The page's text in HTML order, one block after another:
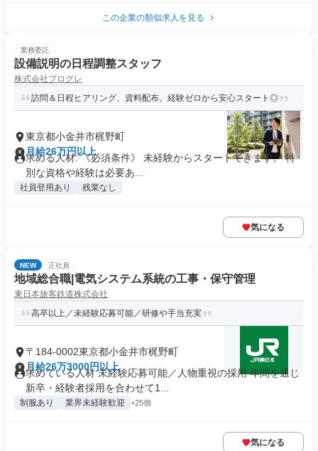
この企業の類似求人を見る
業務委託
設備説明の日程調整スタッフ
株式会社プログレ
訪問＆日程ヒアリング、資料配布。経験ゼロから安心スタート◎
東京都小金井市梶野町
月給26万円以上
求める人材: 《必須条件》 未経験からスタートできます。 特
別な資格や経験は必要あ...
社員登用あり 残業なし
気になる
NEW 正社員
地域総合職|電気システム系統の工事・保守管理
東日本旅客鉄道株式会社
高卒以上／未経験応募可能／研修や手当充実
〒184-0002東京都小金井市梶野町
月給26万3000円以上
求めている人材 未経験応募可能／人物重視の採用 年間を通じ
新卒・経験者採用を合わせて1...
制服あり 業界未経験歓迎 +25個
気になる